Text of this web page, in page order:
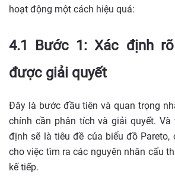
hoạt động một cách hiệu quả:
4.1 Bước 1: Xác định
được giải quyết
Đây là bước đầu tiên và quan trọng
chính cần phân tích và giải quyết.
định sẽ là tiêu đề của biểu đồ Pareto,
cho việc tìm ra các nguyên nhân cấu
kế tiếp.